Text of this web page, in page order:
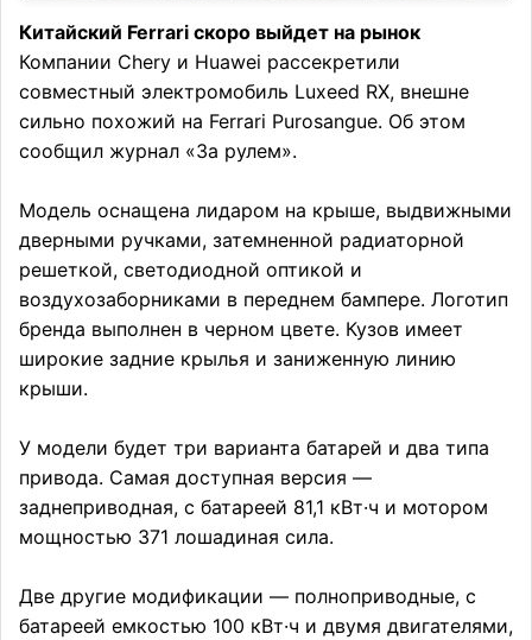
Китайский Ferrari скоро выйдет на рынок
Компании Chery и Huawei рассекретили
совместный электромобиль Luxeed RX, внешне
сильно похожий на Ferrari Purosangue. Об этом
сообщил журнал «За рулем».
Модель оснащена лидаром на крыше, выдвижными
дверными ручками, затемненной радиаторной
решеткой, светодиодной оптикой и
воздухозаборниками в переднем бампере. Логотип
бренда выполнен в черном цвете. Кузов имеет
широкие задние крылья и заниженную линию
крыши.
У модели будет три варианта батарей и два типа
привода. Самая доступная версия —
заднеприводная, с батареей 81,1 кВт·ч и мотором
мощностью 371 лошадиная сила.
Две другие модификации — полноприводные, с
батареей емкостью 100 кВт·ч и двумя двигателями,